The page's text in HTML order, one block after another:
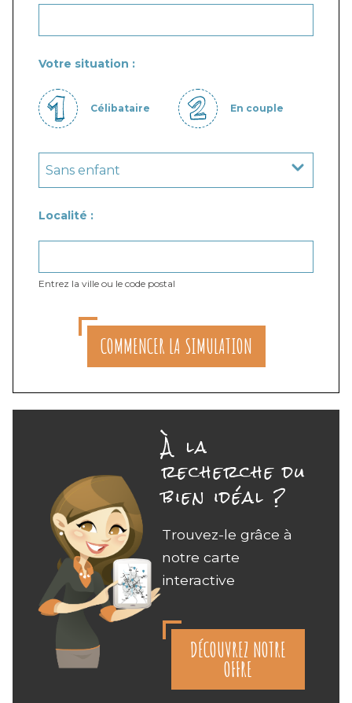
Votre situation :
Célibataire En couple
Localité :
Entrez la ville ou le code postal
COMMENCER LA SIMULATION
À la
recherche du
bien idéal ?
Trouvez-le grâce à
notre carte
interactive
DÉCOUVREZ NOTRE
OFFRE